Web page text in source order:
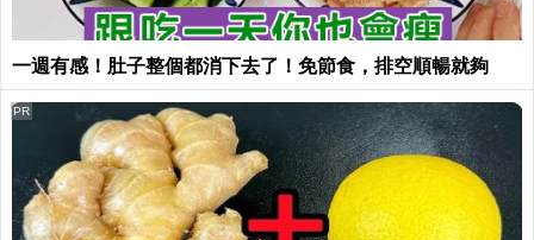
一週有感！肚子整個都消下去了！免節食，排空順暢就夠
PR